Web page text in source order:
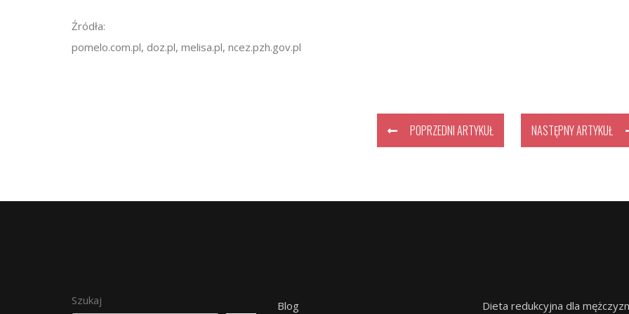
Źródła:
pomelo.com.pl, doz.pl, melisa.pl, ncez.pzh.gov.pl
POPRZEDNI ARTYKUŁ NASTĘPNY ARTYKUŁ
Szukaj Blog Dieta redukcyjna dla